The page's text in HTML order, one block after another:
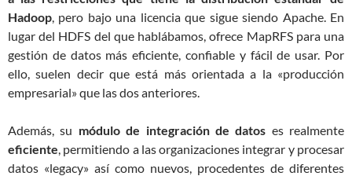
Hadoop, pero bajo una licencia que sigue siendo Apache. En
lugar del HDFS del que hablábamos, ofrece MapRFS para una
gestión de datos más eficiente, confiable y fácil de usar. Por
ello, suelen decir que está más orientada a la «producción
empresarial» que las dos anteriores.
Además, su módulo de integración de datos es realmente
eficiente, permitiendo a las organizaciones integrar y procesar
datos «legacy» así como nuevos, procedentes de diferentes